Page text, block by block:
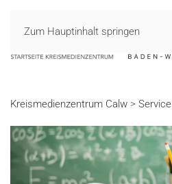
Zum Hauptinhalt springen
Kreismedienzentrum Calw > Service